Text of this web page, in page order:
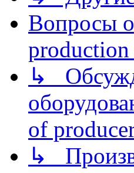
Вопросы
↳
of
↳